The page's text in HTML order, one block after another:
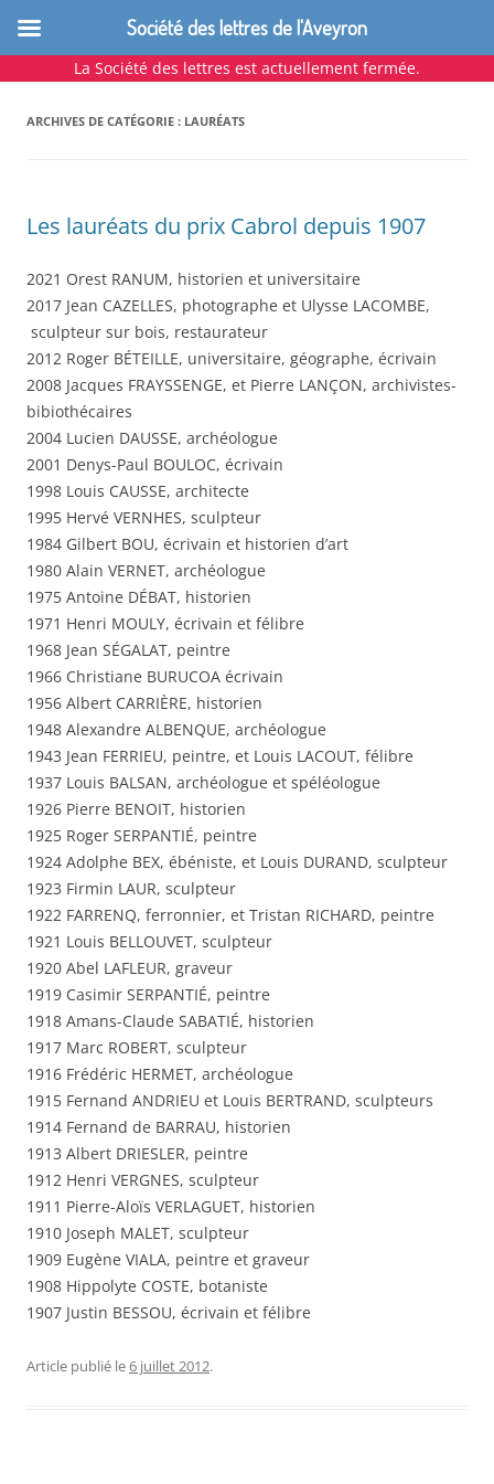
La Société des lettres est actuellement fermée.
Aller
contenu
ARCHIVES DE CATÉGORIE : LAURÉATS
Les lauréats du prix Cabrol depuis 1907
2021 Orest RANUM, historien et universitaire
2017 Jean CAZELLES, photographe et Ulysse LACOMBE,
sculpteur sur bois, restaurateur
2012 Roger BÉTEILLE, universitaire, géographe, écrivain
2008 Jacques FRAYSSENGE, et Pierre LANÇON, archivistes-
bibiothécaires
2004 Lucien DAUSSE, archéologue
2001 Denys-Paul BOULOC, écrivain
1998 Louis CAUSSE, architecte
1995 Hervé VERNHES, sculpteur
1984 Gilbert BOU, écrivain et historien d’art
1980 Alain VERNET, archéologue
1975 Antoine DÉBAT, historien
1971 Henri MOULY, écrivain et félibre
1968 Jean SÉGALAT, peintre
1966 Christiane BURUCOA écrivain
1956 Albert CARRIÈRE, historien
1948 Alexandre ALBENQUE, archéologue
1943 Jean FERRIEU, peintre, et Louis LACOUT, félibre
1937 Louis BALSAN, archéologue et spéléologue
1926 Pierre BENOIT, historien
1925 Roger SERPANTIÉ, peintre
1924 Adolphe BEX, ébéniste, et Louis DURAND, sculpteur
1923 Firmin LAUR, sculpteur
1922 FARRENQ, ferronnier, et Tristan RICHARD, peintre
1921 Louis BELLOUVET, sculpteur
1920 Abel LAFLEUR, graveur
1919 Casimir SERPANTIÉ, peintre
1918 Amans-Claude SABATIÉ, historien
1917 Marc ROBERT, sculpteur
1916 Frédéric HERMET, archéologue
1915 Fernand ANDRIEU et Louis BERTRAND, sculpteurs
1914 Fernand de BARRAU, historien
1913 Albert DRIESLER, peintre
1912 Henri VERGNES, sculpteur
1911 Pierre-Aloïs VERLAGUET, historien
1910 Joseph MALET, sculpteur
1909 Eugène VIALA, peintre et graveur
1908 Hippolyte COSTE, botaniste
1907 Justin BESSOU, écrivain et félibre
Article publié le6 juillet 2012.
Société des lettres de l'Aveyron